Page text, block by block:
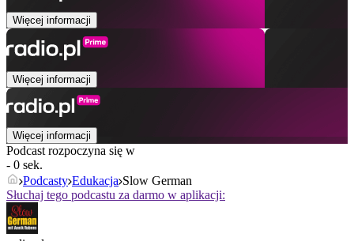
Więcej informacji
Więcej informacji
Więcej informacji
Podcast rozpoczyna się w
- 0 sek.
Podcasty Edukacja Slow German
Słuchaj tego podcastu za darmo w aplikacji: